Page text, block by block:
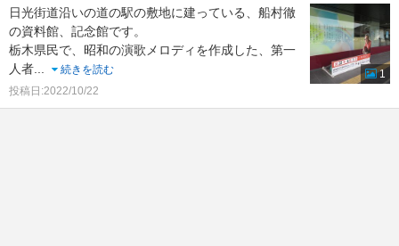
日光街道沿いの道の駅の敷地に建っている、船村徹
の資料館、記念館です。
栃木県民で、昭和の演歌メロディを作成した、第一
人者...
続きを読む
投稿日:2022/10/22
1